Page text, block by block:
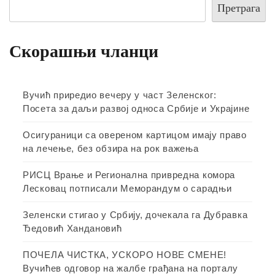
Претрага
Скорашњи чланци
Вучић приредио вечеру у част Зеленског:
Посета за даљи развој односа Србије и Украјине
Осигураници са овереном картицом имају право
на лечење, без обзира на рок важења
РИСЦ Врање и Регионална привредна комора
Лесковац потписали Меморандум о сарадњи
Зеленски стигао у Србију, дочекала га Дубравка
Ђедовић Хандановић
ПОЧЕЛА ЧИСТКА, УСКОРО НОВЕ СМЕНЕ!
Вучићев одговор на жалбе грађана на порталу